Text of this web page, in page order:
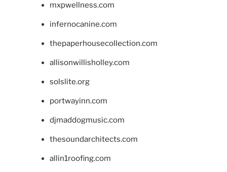
mxpwellness.com
infernocanine.com
thepaperhousecollection.com
allisonwillisholley.com
solslite.org
portwayinn.com
djmaddogmusic.com
thesoundarchitects.com
allin1roofing.com